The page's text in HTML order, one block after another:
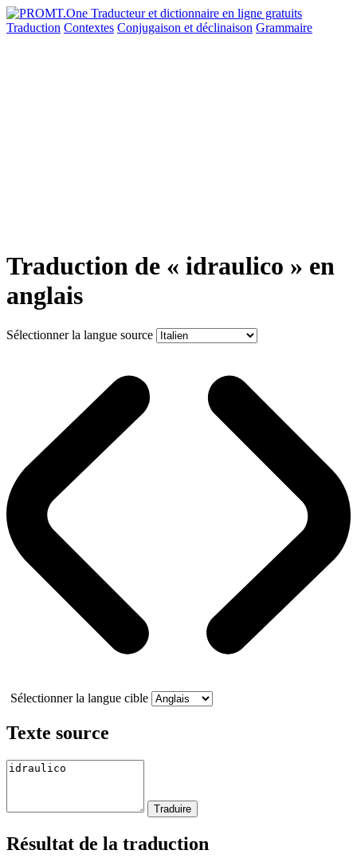
Traduction Contextes Conjugaison et déclinaison Grammaire
Traduction de « idraulico » en
anglais
Sélectionner la langue source
Sélectionner la langue cible
Texte source
Résultat de la traduction